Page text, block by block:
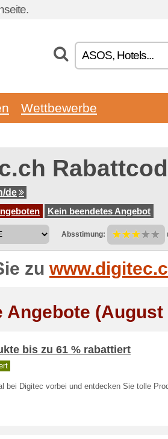
Wettbewerbe
de
Kein beendetes Angebot
Absstimung:
zu
Angebote (August
bis zu 61 % rabattiert
bei Digitec vorbei und entdecken Sie tolle